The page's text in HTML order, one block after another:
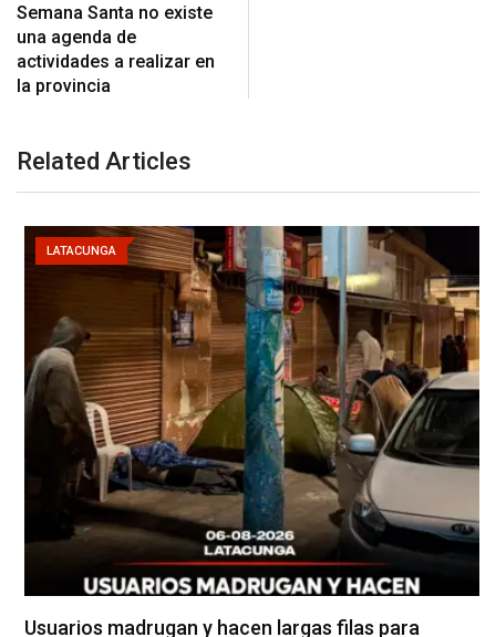
Semana Santa no existe
una agenda de
actividades a realizar en
la provincia
Related Articles
LATACUNGA
Usuarios madrugan y hacen largas filas para